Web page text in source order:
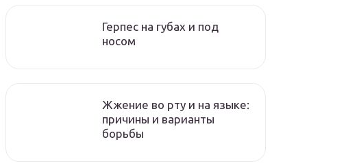
Герпес на губах и под
носом
Жжение во рту и на языке:
причины и варианты
борьбы